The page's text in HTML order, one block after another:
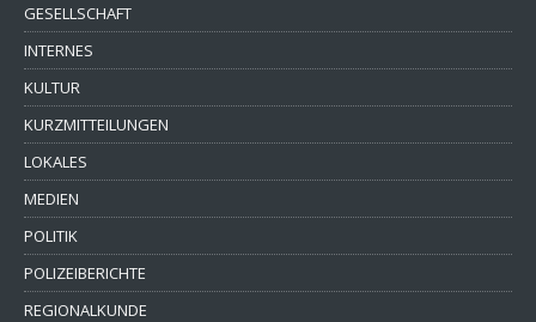
GESELLSCHAFT
INTERNES
KULTUR
KURZMITTEILUNGEN
LOKALES
MEDIEN
POLITIK
POLIZEIBERICHTE
REGIONALKUNDE